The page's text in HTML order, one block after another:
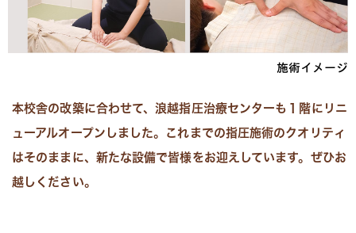
施術イメージ
本校舎の改築に合わせて、浪越指圧治療センターも１階にリニ
ューアルオープンしました。これまでの指圧施術のクオリティ
はそのままに、新たな設備で皆様をお迎えしています。ぜひお
越しください。